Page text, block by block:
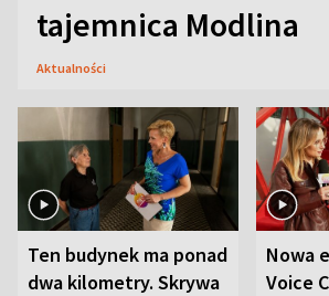
tajemnica Modlina
Aktualności
Ten budynek ma ponad
dwa kilometry. Skrywa
Nowa
Voice